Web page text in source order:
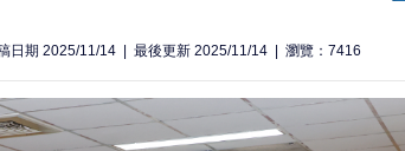
日期 2025/11/14 最後更新 2025/11/14 瀏覽：7416